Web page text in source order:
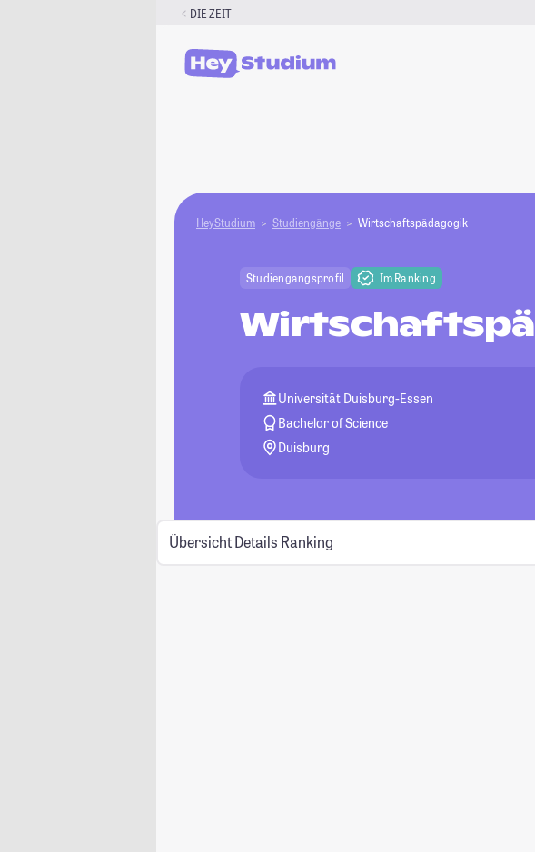
DIE ZEIT
HeyStudium Studiengänge Wirtschaftspädagogik
Studiengangsprofil Im Ranking
Universität Duisburg-Essen
Bachelor of Science
Duisburg
Übersicht Details Ranking